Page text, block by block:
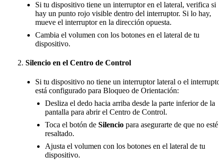
Si tu dispositivo tiene un interruptor en el lateral, verifica si
hay un punto rojo visible dentro del interruptor. Si lo hay,
mueve el interruptor en la dirección opuesta.
Cambia el volumen con los botones en el lateral de tu
dispositivo.
Silencio en el Centro de Control
Si tu dispositivo no tiene un interruptor lateral o el
está configurado para Bloqueo de Orientación:
Desliza el dedo hacia arriba desde la parte inferior de la
pantalla para abrir el Centro de Control.
Toca el botón de Silencio para asegurarte de que no esté
resaltado.
Ajusta el volumen con los botones en el lateral de tu
dispositivo.